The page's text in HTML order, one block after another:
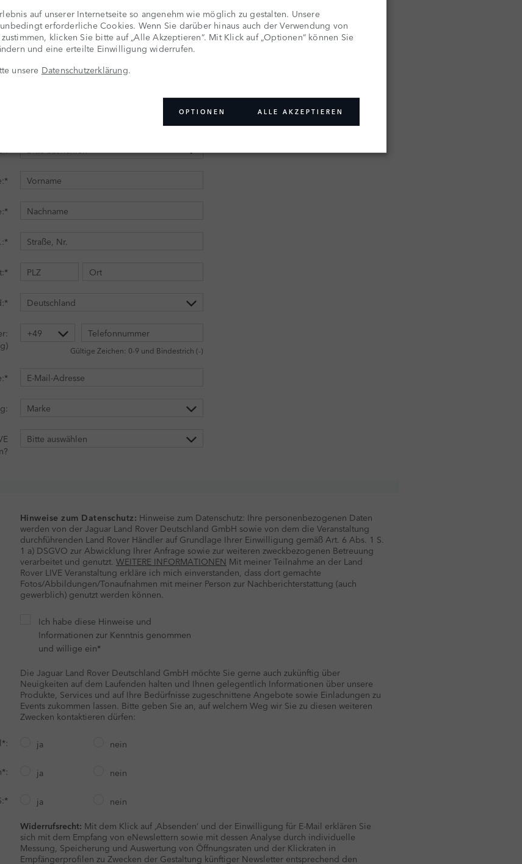
auf unserer Internetseite so angenehm wie möglich zu gestalten. Unsere
erforderliche Cookies. Wenn Sie darüber hinaus auch der Verwendung von
klicken Sie bitte auf „Alle Akzeptieren“. Mit Klick auf „Optionen“ können Sie
und eine erteilte Einwilligung widerrufen.
unsere Datenschutzerklärung.
OPTIONEN ALLE AKZEPTIEREN